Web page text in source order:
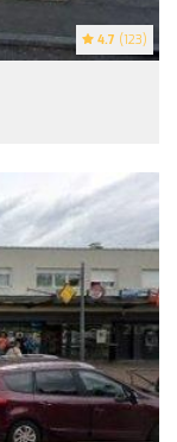
4.7 (123)